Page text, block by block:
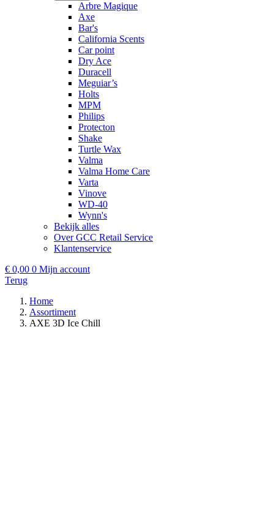
Arbre Magique
Axe
Bar's
California Scents
Car point
Dry Ace
Duracell
Meguiar’s
Holts
MPM
Philips
Protecton
Shake
Turtle Wax
Valma
Valma Home Care
Varta
Vinove
WD-40
Wynn's
Bekijk alles
Over GCC Retail Service
Klantenservice
€ 0,00 0 Mijn account
Terug
Home
Assortiment
AXE 3D Ice Chill